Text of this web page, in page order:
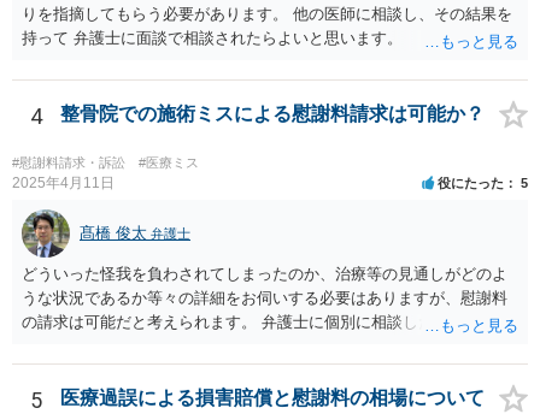
りを指摘してもらう必要があります。 他の医師に相談し、その結果を
持って 弁護士に面談で相談されたらよいと思います。
4 整骨院での施術ミスによる慰謝料請求は可能か？
#慰謝料請求・訴訟 #医療ミス
2025年4月11日 役にたった 5
髙橋 俊太 弁護士
どういった怪我を負わされてしまったのか、治療等の見通しがどのよ
うな状況であるか等々の詳細をお伺いする必要はありますが、慰謝料
の請求は可能だと考えられます。 弁護士に個別に相談した方がよいケ
してみるとよいでしょう。
5
医療過誤による損害賠償と慰謝料の相場について